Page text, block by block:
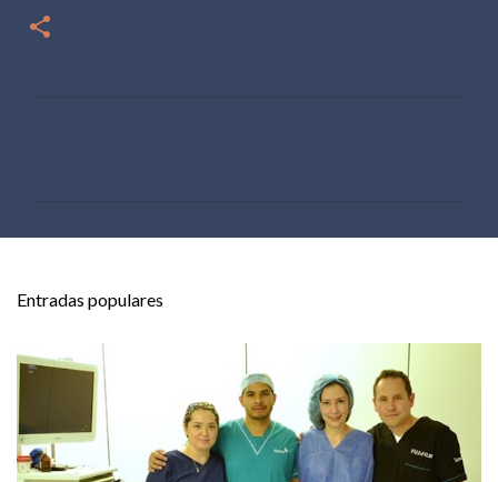
s
Entradas populares